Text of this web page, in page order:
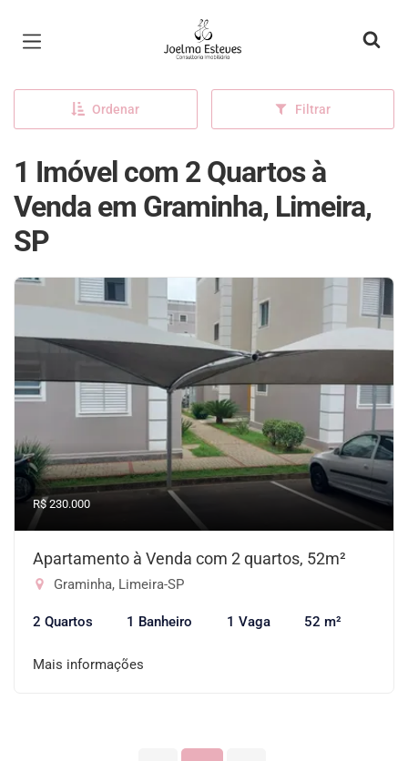
Página inicial
Ordenar Filtrar
1 Imóvel com 2 Quartos à
Venda em Graminha, Limeira,
SP
R$ 230.000
Apartamento à Venda com 2 quartos, 52m²
Graminha, Limeira-SP
2 Quartos 1 Banheiro 1 Vaga 52 m²
Mais informações